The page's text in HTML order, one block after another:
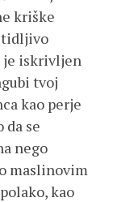
kriške
je iskrivljen
tvoj
kao perje
da se
nego
maslinovim
kao